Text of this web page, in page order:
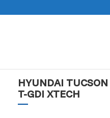
HYUNDAI
T-GDI XTECH